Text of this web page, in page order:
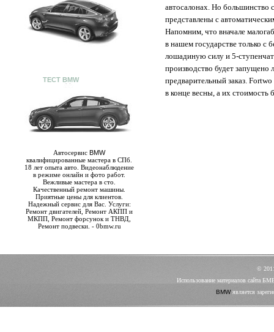
ТЕСТ BMW
АвтосервисBMW
квалифицированные мастера в СПб.
18 лет опыта авто. Видеонаблюдение
в режиме онлайн и фото работ.
Вежливые мастера в сто.
Качественный ремонт машины.
Приятные цены для клиентов.
Надежный сервис для Вас. Услуги:
Ремонт двигателей, Ремонт АКПП и
МКПП, Ремонт форсунок и ТНВД,
Ремонт подвески. - 0bmw.ru
автосалонах. Но большинство
представлены с
Напомним, что вначале
в нашем государстве только с
лошадиную силу и 5-
производство будет
предварительный заказ.
в конце весны, а их стоимость
©
Использование материалов сайта
BMWявляется